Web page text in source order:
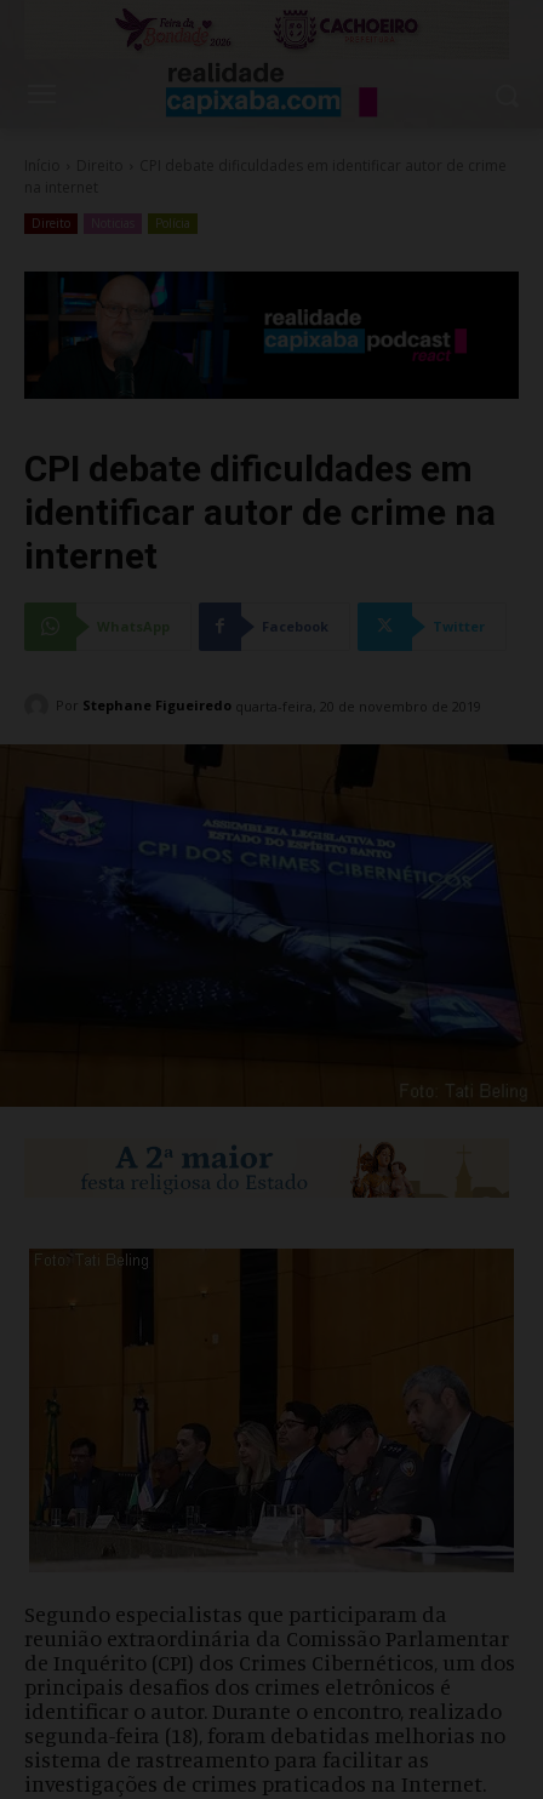
Direito Polícia
CPI debate dificuldades em
identificar autor de crime na
internet
Facebook Twitter
Por Stephane Figueiredo quarta-feira, 20 de novembro de 2019
Segundo especialistas que participaram da
reunião extraordinária da Comissão Parlamentar
de Inquérito (CPI) dos Crimes Cibernéticos, um dos
principais desafios dos crimes eletrônicos é
identificar o autor. Durante o encontro, realizado
segunda-feira (18), foram debatidas melhorias no
sistema de rastreamento para facilitar as
investigações de crimes praticados na Internet.